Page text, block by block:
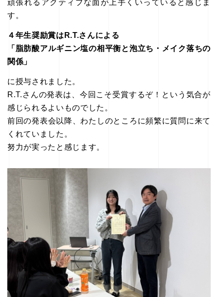
頑張れるアクティブな面が上手くいっていると感じま
す。
４年生奨励賞はR.T.さんによる
「脂肪酸アルギニン塩の相平衡と泡立ち・メイク落ちの
関係」
に授与されました。
R.T.さんの発表は、今回こそ受賞するぞ！という気合が
感じられるよいものでした。
前回の発表会以降、わたしのところに頻繁に質問に来て
くれていました。
努力が実ったと感じます。